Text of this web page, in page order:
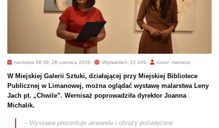
niedziela 08:39, 28 czerwca 2026 Wyświetleń: 22 109 Autor: mantosz
W Miejskiej Galerii Sztuki, działającej przy Miejskiej Bibliotece
Publicznej w Limanowej, można oglądać wystawę malarstwa Leny
Jach pt. „Chwile”. Wernisaż poprowadziła dyrektor Joanna
Michalik.
– Wystawa prezentuje akwarele i obrazy poświęcone